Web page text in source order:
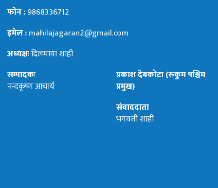
फोन :9868336712
इमेल :mahilajagaran2@gmail.com
अध्यक्षःदिलमाया शाही
सम्पादकः
नन्दकृष्ण आचार्य
प्रकाश देबकोटा (रुकुम पश्चिम
प्रमुख)
संवाददाता
भगवती शाही